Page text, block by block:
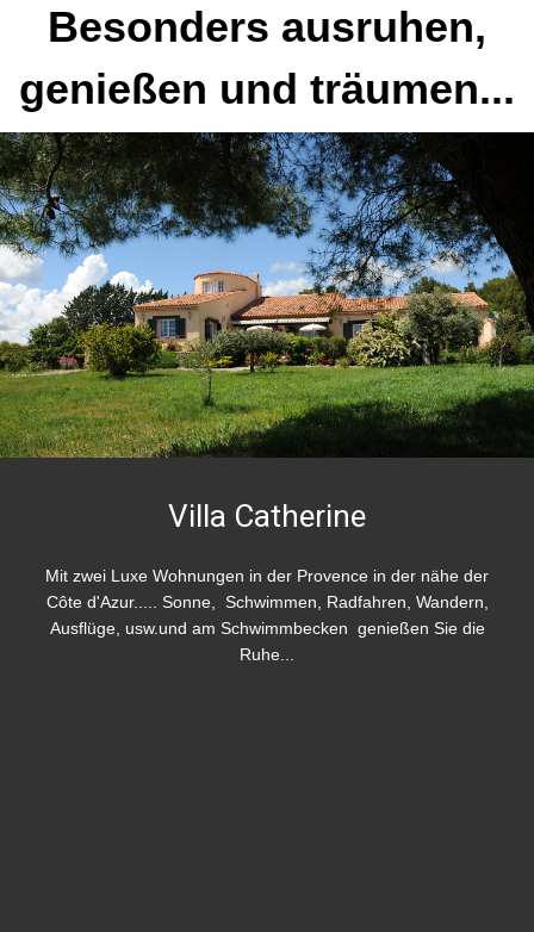
Besonders ausruhen,
genießen und träumen...
Villa Catherine
Mit zwei Luxe Wohnungen in der Provence in der nähe der
Côte d'Azur..... Sonne, Schwimmen, Radfahren, Wandern,
Ausflüge, usw.und am Schwimmbecken genießen Sie die
Ruhe...